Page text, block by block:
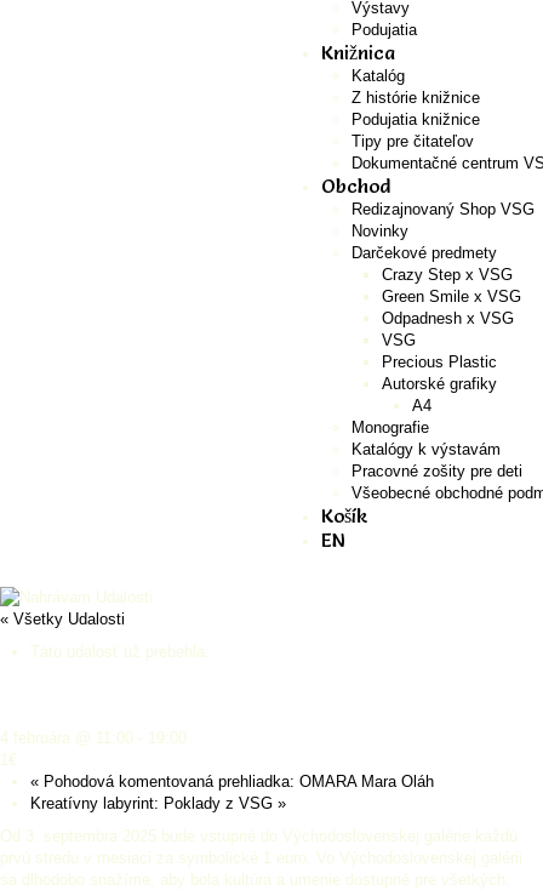
Výstavy
Podujatia
Knižnica
Katalóg
Z histórie knižnice
Podujatia knižnice
Tipy pre čitateľov
Dokumentačné centrum
Obchod
Redizajnovaný Shop VSG
Novinky
Darčekové predmety
Crazy Step x VSG
Green Smile x VSG
Odpadnesh x VSG
VSG
Precious Plastic
Autorské grafiky
A4
Monografie
Katalógy k výstavám
Pracovné zošity pre deti
Všeobecné obchodné
Košík
EN
« Všetky Udalosti
Táto udalosť už prebehla.
4 februára @ 11:00 - 19:00
1€
« Pohodová komentovaná prehliadka: OMARA Mara Oláh
Kreatívny labyrint: Poklady z VSG »
Od 3. septembra 2025 bude vstupné do Východoslovenskej galérie každú
prvú stredu v mesiaci za symbolické 1 euro. Vo Východoslovenskej galérii
sa dlhodobo snažíme, aby bola kultúra a umenie dostupné pre všetkých.